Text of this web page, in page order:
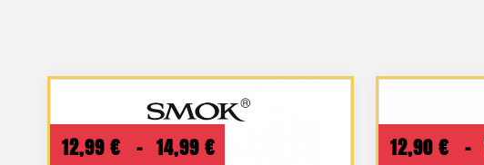
12,99€ – 14,99€ 12,90 € –